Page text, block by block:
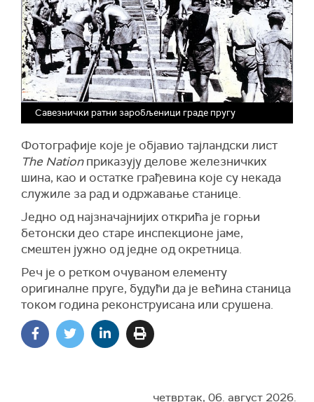
Савезнички ратни заробљеници граде пругу
Фотографије које је објавио тајландски лист
The Nationприказују делове железничких
шина, као и остатке грађевина које су некада
служиле за рад и одржавање станице.
Једно од најзначајнијих открића је горњи
бетонски део старе инспекционе јаме,
смештен јужно од једне од окретница.
Реч је о ретком очуваном елементу
оригиналне пруге, будући да је већина станица
током година реконструисана или срушена.
четвртак, 06. август 2026.